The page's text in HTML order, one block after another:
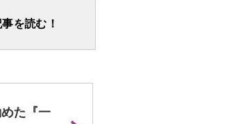
を読む！
た『一